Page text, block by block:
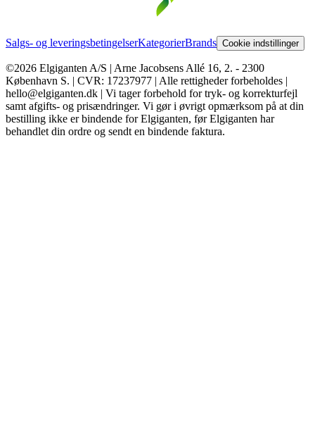
Salgs- og leveringsbetingelserKategorierBrands Cookie indstillinger
©2026 Elgiganten A/S | Arne Jacobsens Allé 16, 2. - 2300
København S. | CVR: 17237977 | Alle rettigheder forbeholdes |
hello@elgiganten.dk | Vi tager forbehold for tryk- og korrekturfejl
samt afgifts- og prisændringer. Vi gør i øvrigt opmærksom på at din
bestilling ikke er bindende for Elgiganten, før Elgiganten har
behandlet din ordre og sendt en bindende faktura.